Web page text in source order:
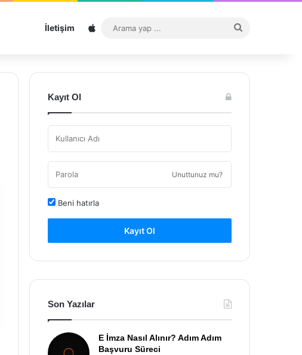
İletişim Sitemap
...
Kayıt Ol
Unuttunuz mu?
Beni hatırla
Kayıt Ol
Son Yazılar
E İmza Nasıl Alınır? Adım Adım
Başvuru Süreci